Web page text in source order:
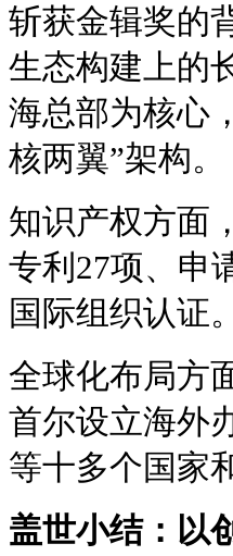
斩获金辑奖的
生态构建上的
海总部为核心
核两翼”架构。
知识产权方面
专利27项、申
国际组织认证。
全球化布局方
首尔设立海外
等十多个国家
盖世小结：以